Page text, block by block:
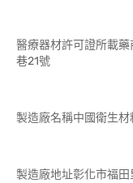
醫療器材許可證所載
巷21號
製造廠名稱中國衛生
製造廠地址彰化市福